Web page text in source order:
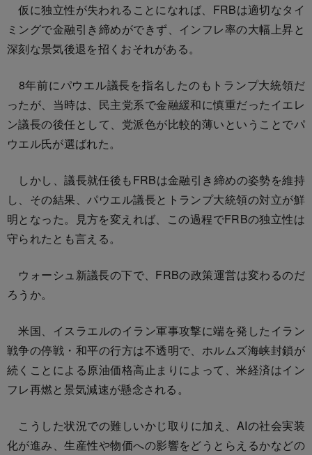
仮に独立性が失われることになれば、FRBは適切なタイ
ミングで金融引き締めができず、インフレ率の大幅上昇と
深刻な景気後退を招くおそれがある。
8年前にパウエル議長を指名したのもトランプ大統領だ
ったが、当時は、民主党系で金融緩和に慎重だったイエレ
ン議長の後任として、党派色が比較的薄いということでパ
ウエル氏が選ばれた。
しかし、議長就任後もFRBは金融引き締めの姿勢を維持
し、その結果、パウエル議長とトランプ大統領の対立が鮮
明となった。見方を変えれば、この過程でFRBの独立性は
守られたとも言える。
ウォーシュ新議長の下で、FRBの政策運営は変わるのだ
ろうか。
米国、イスラエルのイラン軍事攻撃に端を発したイラン
戦争の停戦・和平の行方は不透明で、ホルムズ海峡封鎖が
続くことによる原油価格高止まりによって、米経済はイン
フレ再燃と景気減速が懸念される。
こうした状況での難しいかじ取りに加え、AIの社会実装
化が進み、生産性や物価への影響をどうとらえるかなどの